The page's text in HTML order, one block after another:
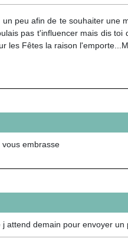
un peu afin de te souhaiter une
pas t'influencer mais dis
les Fêtes la raison
vous embrasse
demain pour envoyer